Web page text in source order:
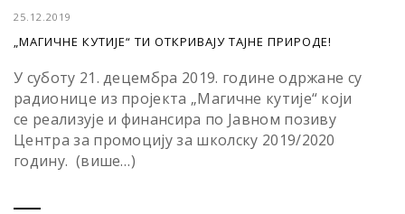
25.12.2019
„МАГИЧНЕ КУТИЈЕ“ ТИ ОТКРИВАЈУ ТАЈНЕ ПРИРОДЕ!
У суботу 21. децембра 2019. године одржане су
радионице из пројекта „Магичне кутије“ који
се реализује и финансира по Јавном позиву
Центра за промоцију за школску 2019/2020
годину. (више…)